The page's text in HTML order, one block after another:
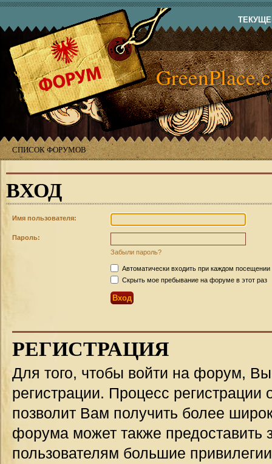
СПИСОК ФОРУМОВ
ВХОД
Имя пользователя:
Пароль:
Забыли пароль?
Автоматически входить при каждом посещении
Скрыть мое пребывание на форуме в этот раз
РЕГИСТРАЦИЯ
Для того, чтобы войти на форум,
регистрации. Процесс регистрации
позволит Вам получить более
форума может также предоставить
пользователям большие